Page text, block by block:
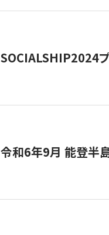
SOCIALSHIP2024プ
令和6年9月 能登半